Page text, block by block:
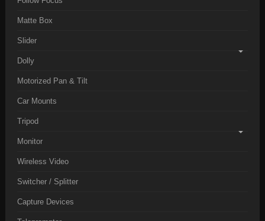
Matte Box
Slider
Dolly
Motorized Pan & Tilt
Car Mounts
Tripod
Monitor
Wireless Video
Switcher / Splitter
Capture Devices